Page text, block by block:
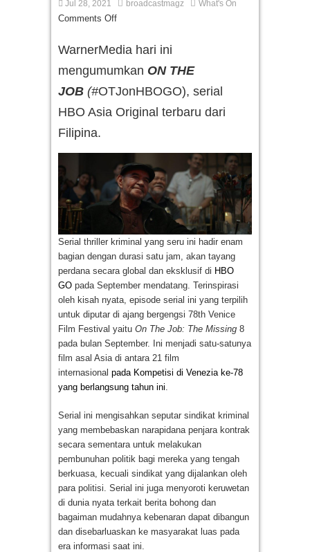
Jul 28, 2021 broadcastmagz What's On
Comments Off
WarnerMedia hari ini
mengumumkan ON THE
JOB (#OTJonHBOGO), serial
HBO Asia Original terbaru dari
Filipina.
Serial thriller kriminal yang seru ini hadir enam
bagian dengan durasi satu jam, akan tayang
perdana secara global dan eksklusif di HBO
GO pada September mendatang. Terinspirasi
oleh kisah nyata, episode serial ini yang terpilih
untuk diputar di ajang bergengsi 78th Venice
Film Festival yaitu On The Job: The Missing 8
pada bulan September. Ini menjadi satu-satunya
film asal Asia di antara 21 film
internasional pada Kompetisi di Venezia ke-78
yang berlangsung tahun ini
Serial ini mengisahkan seputar sindikat kriminal
yang membebaskan narapidana penjara kontrak
secara sementara untuk melakukan
pembunuhan politik bagi mereka yang tengah
berkuasa, kecuali sindikat yang dijalankan oleh
para politisi. Serial ini juga menyoroti keruwetan
di dunia nyata terkait berita bohong dan
bagaiman mudahnya kebenaran dapat dibangun
dan disebarluaskan ke masyarakat luas pada
era informasi saat ini.